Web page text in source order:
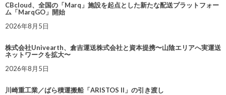
CBcloud、全国の「Marq」施設を起点とした新たな配送プラットフォー
ム「MarqGO」開始
2026年8月5日
株式会社Univearth、倉吉運送株式会社と資本提携〜山陰エリアへ実運送
ネットワークを拡大〜
2026年8月5日
川崎重工業／ばら積運搬船「ARISTOS II」の引き渡し